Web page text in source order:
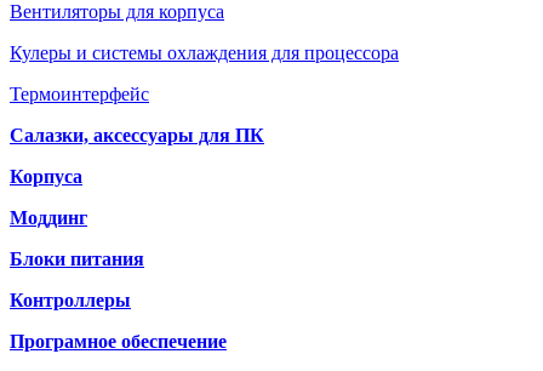
Вентиляторы для корпуса
Кулеры и системы охлаждения для процессора
Термоинтерфейс
Салазки, аксессуары для ПК
Корпуса
Моддинг
Блоки питания
Контроллеры
Програмное обеспечение